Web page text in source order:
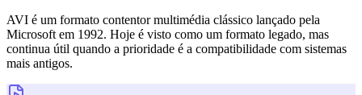
AVI é um formato contentor multimédia clássico lançado pela
Microsoft em 1992. Hoje é visto como um formato legado, mas
continua útil quando a prioridade é a compatibilidade com sistemas
mais antigos.